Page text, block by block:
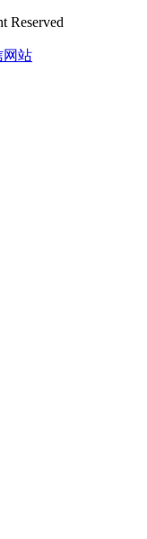
Reserved
网站